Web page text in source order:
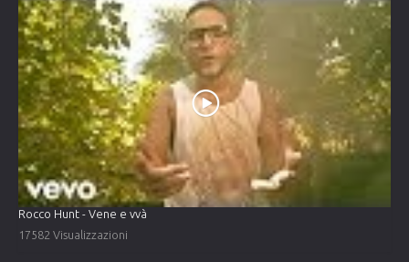
Rocco Hunt - Vene e vvà
17582 Visualizzazioni